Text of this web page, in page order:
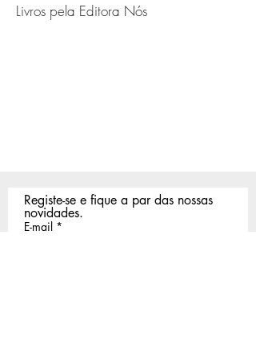
Livros pela Editora Nós
Registe-se e fique a par das nossas
novidades.
E-mail *